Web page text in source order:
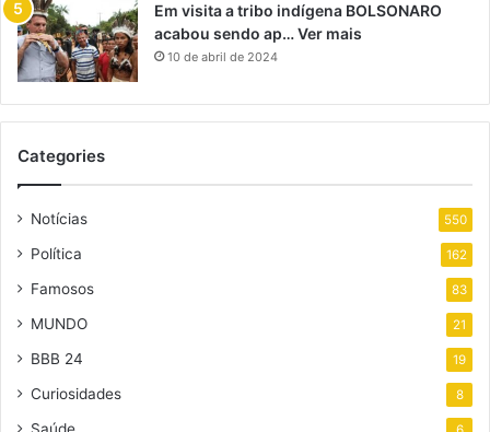
Em visita a tribo indígena BOLSONARO
acabou sendo ap… Ver mais
10 de abril de 2024
Categories
Notícias 550
Política 162
Famosos 83
MUNDO 21
BBB 24 19
Curiosidades 8